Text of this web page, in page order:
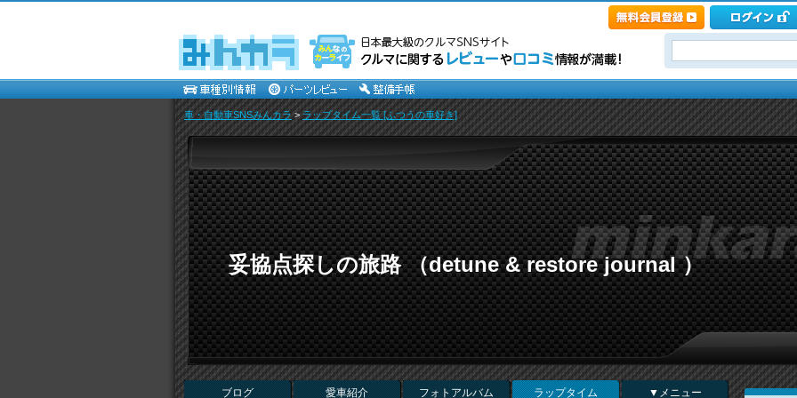
車・自動車SNSみんカラ>ラップタイム一覧 [ふつうの車好き]
妥協点探しの旅路 （detune & restore journal ）
ブログ 愛車紹介 フォトアルバム ラップタイム ▼メニュー